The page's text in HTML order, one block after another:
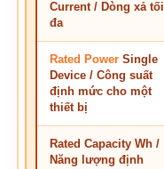
Current / Dòng xả tối
đa
Rated PowerSingle
Device / Công suất
định mức cho một
thiết bị
Rated Capacity Wh /
Năng lượng định